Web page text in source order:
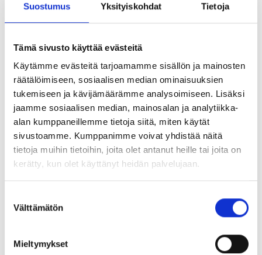
Suostumus Yksityiskohdat Tietoja
Tämä sivusto käyttää evästeitä
Käytämme evästeitä tarjoamamme sisällön ja mainosten
räätälöimiseen, sosiaalisen median ominaisuuksien
tukemiseen ja kävijämäärämme analysoimiseen. Lisäksi
jaamme sosiaalisen median, mainosalan ja analytiikka-
alan kumppaneillemme tietoja siitä, miten käytät
sivustoamme. Kumppanimme voivat yhdistää näitä
tietoja muihin tietoihin, joita olet antanut heille tai joita on
kerätty, kun olet käyttänyt heidän palvelujaan.
valinta
Välttämätön
Mieltymykset
analyyttinen sininen, energinen punainen vai sosiaalinen
keltainen?
Luennoitsijana toimii KTM, MBA ja työnohjaaja
Kokko.
Ohjelma pitää sisällään:
Ihmisten erilaisuus yhteiseksi voimavaraksi
MBTI – testi ja testin purku ja teoria
MBTI – testin avulla ymmärrys ihmisten erilaisuudesta ja
vuorovaikutukseen liittyvistä haasteista konkretisoituu ja
Miten voimme hyödyntää oppimaamme
Oman perustehtävän kristallisointi